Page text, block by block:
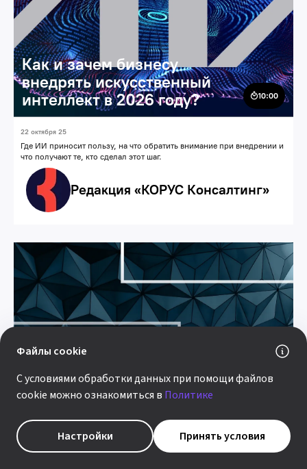
Как и зачем бизнесу
внедрять искусственный
интеллект в 2026 году?
10:00
22 октября 25
Где ИИ приносит пользу, на что обратить внимание при внедрении и
что получают те, кто сделал этот шаг.
Редакция «КОРУС Консалтинг»
Технологии Искусственный интеллект
Автоматизация продаж, маркетинга и сервиса Управление закупками и запасами
СТАТЬЯ
ИИ в планировании: как
компаний в ритейле
Файлы cookie
С условиями обработки данных при помощи файлов
cookie можно ознакомиться в Политике
Настройки Принять условия